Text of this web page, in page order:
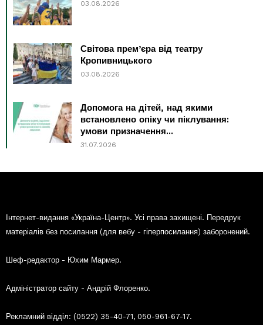
03.08.2026
Світова прем’єра від театру
Кропивницького
03.08.2026
Допомога на дітей, над якими
встановлено опіку чи піклування:
умови призначення...
31.07.2026
Інтернет-видання «Україна-Центр». Усі права захищені. Передрук
матеріалів без посилання (для вебу - гіперпосилання) заборонений.
Шеф-редактор - Юхим Мармер.
Адміністратор сайту - Андрій Флоренко.
Рекламний відділ: (0522) 35-40-71, 050-961-67-17.